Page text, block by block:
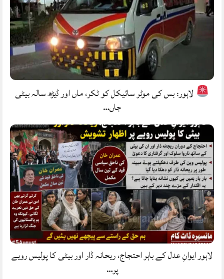
لاہور: بس کی موٹر سائیکل کو ٹکر، ماں اور ڈیڑھ سالہ بیٹی
جاں…
لاہور ایوانِ عدل کے باہر احتجاج، ریحانہ ڈار اور بیٹی کا پولیس رویے
پر…